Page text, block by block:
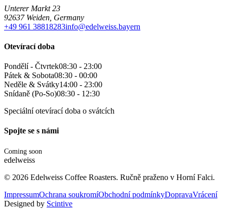
Unterer Markt 23
92637 Weiden, Germany
+49 961 38818283info@edelweiss.bayern
Otevírací doba
Pondělí - Čtvrtek08:30 - 23:00
Pátek & Sobota08:30 - 00:00
Neděle & Svátky14:00 - 23:00
Snídaně (Po-So)08:30 - 12:30
Speciální otevírací doba o svátcích
Spojte se s námi
Coming soon
edelweiss
© 2026 Edelweiss Coffee Roasters. Ručně praženo v Horní Falci.
ImpressumOchrana soukromíObchodní podmínkyDopravaVrácení
Designed by Scintive